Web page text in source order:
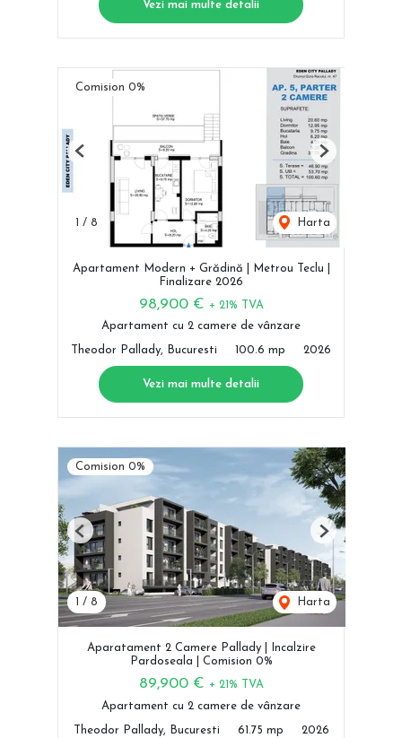
Vezi mai multe detalii
Comision 0%
1 / 8 Harta
Previous Next
Apartament Modern + Grădină | Metrou Teclu |
Finalizare 2026
98,900 € + 21% TVA
Apartament cu 2 camere de vânzare
Theodor Pallady, Bucuresti 100.6 mp 2026
Vezi mai multe detalii
Comision 0%
/ 8 Harta
Previous Next
Aparatament 2 Camere Pallady | Incalzire
Pardoseala | Comision 0%
89,900 € + 21% TVA
Apartament cu 2 camere de vânzare
Theodor Pallady, Bucuresti 61.75 mp 2026